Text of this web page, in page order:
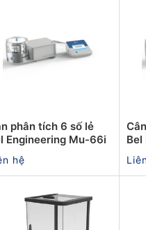
phân tích 6 số lẻ
Engineering Mu-66i
hệ
Bel